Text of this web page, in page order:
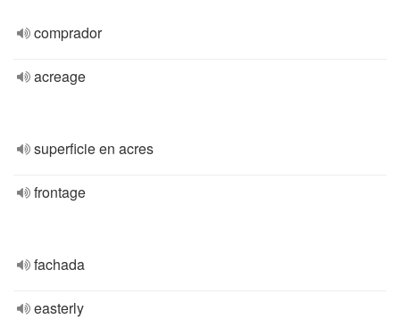
comprador
acreage
superficie en acres
frontage
fachada
easterly